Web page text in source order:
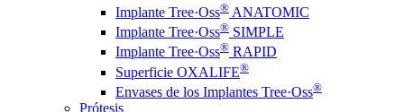
Implante Tree·Oss® ANATOMIC
Implante Tree·Oss® SIMPLE
Implante Tree·Oss® RAPID
Superficie OXALIFE®
Envases de los Implantes Tree·Oss®
Prótesis